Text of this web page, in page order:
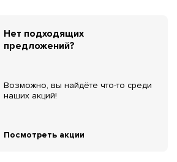
Нет подходящих
предложений?
Возможно, вы найдёте что-то среди
наших акций!
Посмотреть акции